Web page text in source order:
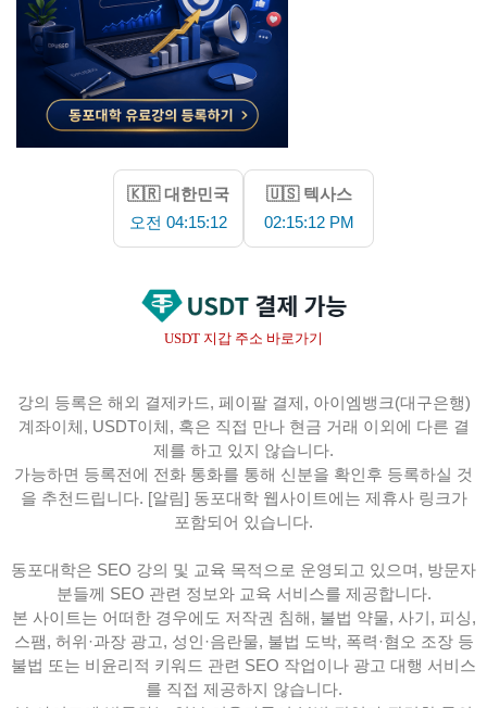
🇰🇷 대한민국
오전 04:15:13
🇺🇸 텍사스
02:15:13 PM
USDT 지갑 주소 바로가기
강의 등록은 해외 결제카드, 페이팔 결제, 아이엠뱅크(대구은행)
계좌이체, USDT이체, 혹은 직접 만나 현금 거래 이외에 다른 결
제를 하고 있지 않습니다.
가능하면 등록전에 전화 통화를 통해 신분을 확인후 등록하실 것
을 추천드립니다. [알림] 동포대학 웹사이트에는 제휴사 링크가
포함되어 있습니다.
동포대학은 SEO 강의 및 교육 목적으로 운영되고 있으며, 방문자
분들께 SEO 관련 정보와 교육 서비스를 제공합니다.
본 사이트는 어떠한 경우에도 저작권 침해, 불법 약물, 사기, 피싱,
스팸, 허위·과장 광고, 성인·음란물, 불법 도박, 폭력·혐오 조장 등
불법 또는 비윤리적 키워드 관련 SEO 작업이나 광고 대행 서비스
를 직접 제공하지 않습니다.